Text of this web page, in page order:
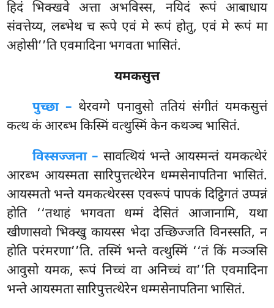
हिदं भिक्खवे अत्ता अभविस्स, नयिदं रूपं आबाधाय
संवत्तेय्य, लब्भेथ च रूपे एवं मे रूपं होतु, एवं मे रूपं मा
अहोसी’’ति एवमादिना भगवता भासितं.
यमकसुत्त
पुच्छा – थेरवग्गे पनावुसो ततियं संगीतं यमकसुत्तं
कत्थ कं आरब्भ किस्मिं वत्थुस्मिं केन कथञ्च भासितं.
विस्सज्जना – सावत्थियं भन्ते आयस्मन्तं यमकत्थेरं
आरब्भ आयस्मता सारिपुत्तत्थेरेन धम्मसेनापतिना भासितं.
आयस्मतो भन्ते यमकत्थेरस्स एवरूपं पापकं दिट्ठिगतं उप्पन्नं
होति ‘‘तथाहं भगवता धम्मं देसितं आजानामि, यथा
खीणासवो भिक्खु कायस्स भेदा उच्छिज्जति विनस्सति, न
होति परंमरणा’’ति. तस्मिं भन्ते वत्थुस्मिं ‘‘तं किं मञ्ञसि
आवुसो यमक, रूपं निच्चं वा अनिच्चं वा’’ति एवमादिना
भन्ते आयस्मता सारिपुत्तत्थेरेन धम्मसेनापतिना भासितं.